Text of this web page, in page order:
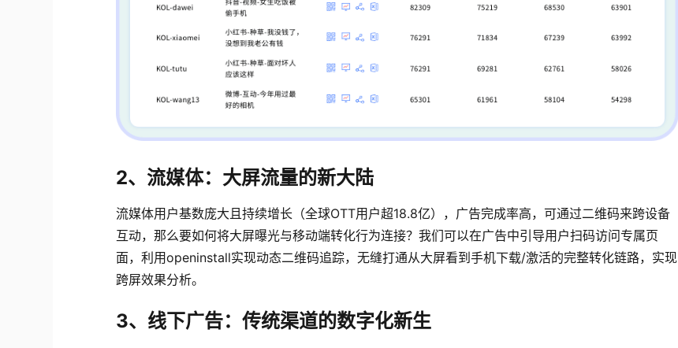
2、流媒体：大屏流量的新大陆
流媒体用户基数庞大且持续增长（全球OTT用户超18.8亿），广告完成率高，可通过二维码来跨设备
互动，那么要如何将大屏曝光与移动端转化行为连接？我们可以在广告中引导用户扫码访问专属页
面，利用openinstall实现动态二维码追踪，无缝打通从大屏看到手机下载/激活的完整转化链路，实现
跨屏效果分析。
3、线下广告：传统渠道的数字化新生